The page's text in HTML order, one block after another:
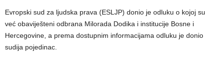
Evropski sud za ljudska prava (ESLJP) donio je odluku o kojoj su
već obaviješteni odbrana Milorada Dodika i institucije Bosne i
Hercegovine, a prema dostupnim informacijama odluku je donio
sudija pojedinac.